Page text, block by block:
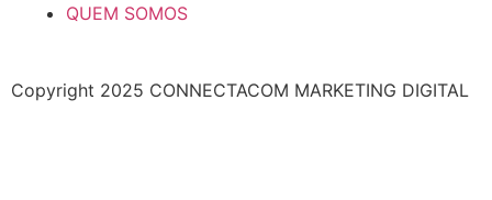
QUEM SOMOS
Copyright 2025 CONNECTACOM MARKETING DIGITAL